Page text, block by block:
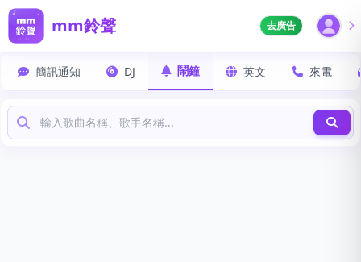
mm鈴聲 去廣告
簡訊通知 DJ 鬧鐘 英文 來電